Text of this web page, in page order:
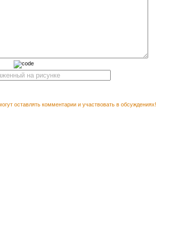
оставлять комментарии и участвовать в обсуждениях!